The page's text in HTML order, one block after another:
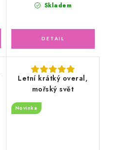
Skladem
Letní krátký overal,
mořský svět
Novinka